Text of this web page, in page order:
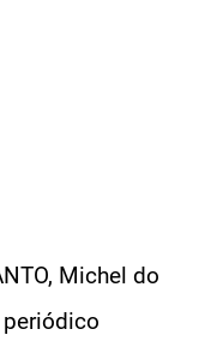
Michel do